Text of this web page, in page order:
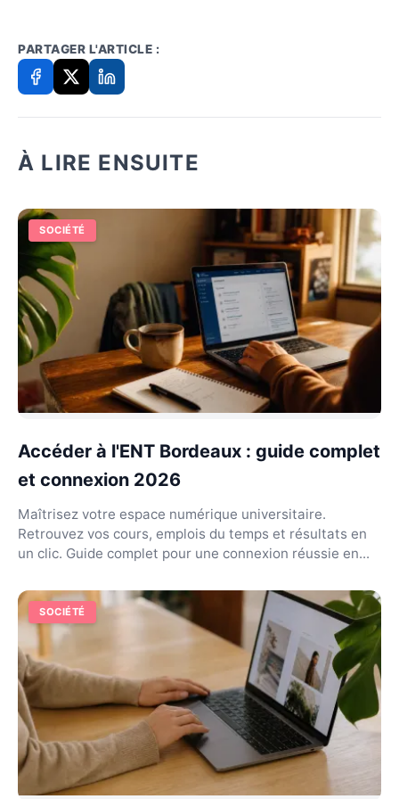
PARTAGER L'ARTICLE :
À LIRE ENSUITE
SOCIÉTÉ
Accéder à l'ENT Bordeaux : guide complet
et connexion 2026
Maîtrisez votre espace numérique universitaire.
Retrouvez vos cours, emplois du temps et résultats en
un clic. Guide complet pour une connexion réussie en...
SOCIÉTÉ